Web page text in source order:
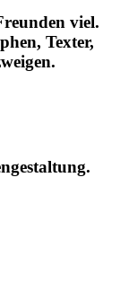
viel.
Texter,